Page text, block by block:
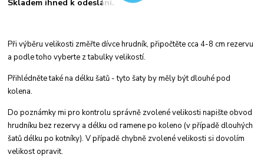
Skladem ihned k odeslání.
Při výběru velikosti změřte dívce hrudník, připočtěte cca 4-8 cm rezervu
a podle toho vyberte z tabulky velikostí.
Přihlédněte také na délku šatů - tyto šaty by měly být dlouhé pod
kolena.
Do poznámky mi pro kontrolu správně zvolené velikosti napište obvod
hrudníku bez rezervy a délku od ramene po koleno (v případě dlouhých
šatů délku po kotníky). V případě chybně zvolené velikosti si dovolím
velikost opravit.